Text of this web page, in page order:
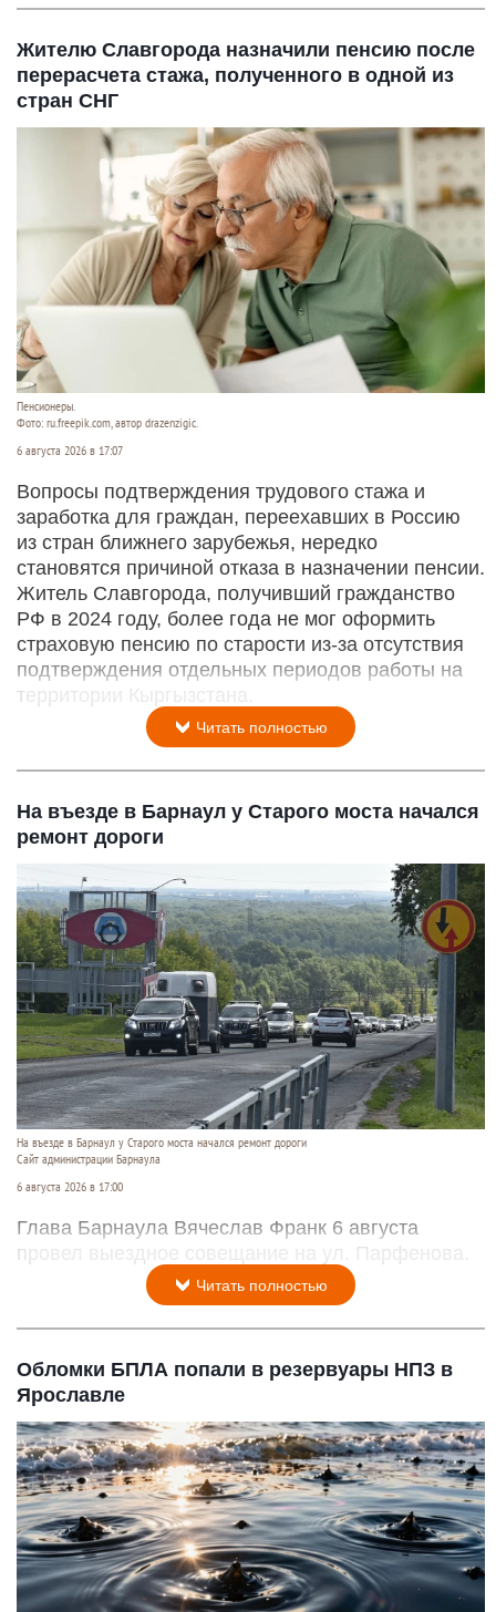
Гонки на тракторах
Дмитрий Лямзин
6 августа 2026 в 17:20
В Сибирском федеральном округе (СФО)
произошла погоня с применением огнестрельного
оружия.
Читать полностью
Жителю Славгорода назначили пенсию после
перерасчета стажа, полученного в одной из
стран СНГ
Пенсионеры.
Фото: ru.freepik.com, автор drazenzigic.
заработка для граждан, переехавших в Россию
из стран ближнего зарубежья, нередко
становятся причиной отказа в назначении пенсии.
Житель Славгорода, получивший гражданство
РФ в 2024 году, более года не мог оформить
страховую пенсию по старости из-за отсутствия
подтверждения отдельных периодов работы на
территории Кыргызстана.
Читать полностью
На въезде в Барнаул у Старого моста начался
ремонт дороги
На въезде в Барнаул у Старого моста начался ремонт дороги
Сайт администрации Барнаула
6 августа 2026 в 17:00
Глава Барнаула Вячеслав Франк 6 августа
провел выездное совещание на ул. Парфенова.
Читать полностью